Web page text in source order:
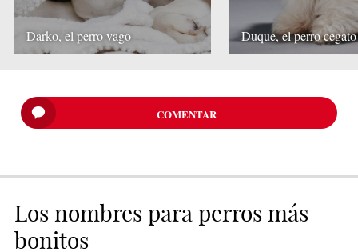
Darko, el perro vago Duque, el perro cegato
COMENTAR
Los nombres para perros más
bonitos